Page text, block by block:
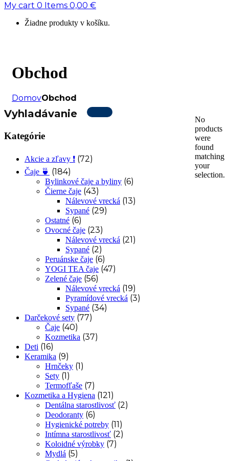
My cart 0 Items 0,00 €
Žiadne produkty v košíku.
Obchod
DomovObchod
Vyhladávanie
Kategórie
Akcie a zľavy ❗ (72)
Čaje 🍵 (184)
Bylinkové čaje a byliny (6)
Čierne čaje (43)
Nálevové vrecká (13)
Sypané (29)
Ostatné (6)
Ovocné čaje (23)
Nálevové vrecká (21)
Sypané (2)
Peruánske čaje (6)
YOGI TEA čaje (47)
Zelené čaje (56)
Nálevové vrecká (19)
Pyramídové vrecká (3)
Sypané (34)
Darčekové sety (77)
Čaje (40)
Kozmetika (37)
Deti (16)
Keramika (9)
Hrnčeky (1)
Sety (1)
Termofľaše (7)
Kozmetika a Hygiena (121)
Dentálna starostlivosť (2)
Deodoranty (6)
Hygienické potreby (11)
Intímna starostlivosť (2)
Koloidné výrobky (7)
Mydlá (5)
No
products
were
found
matching
your
selection.